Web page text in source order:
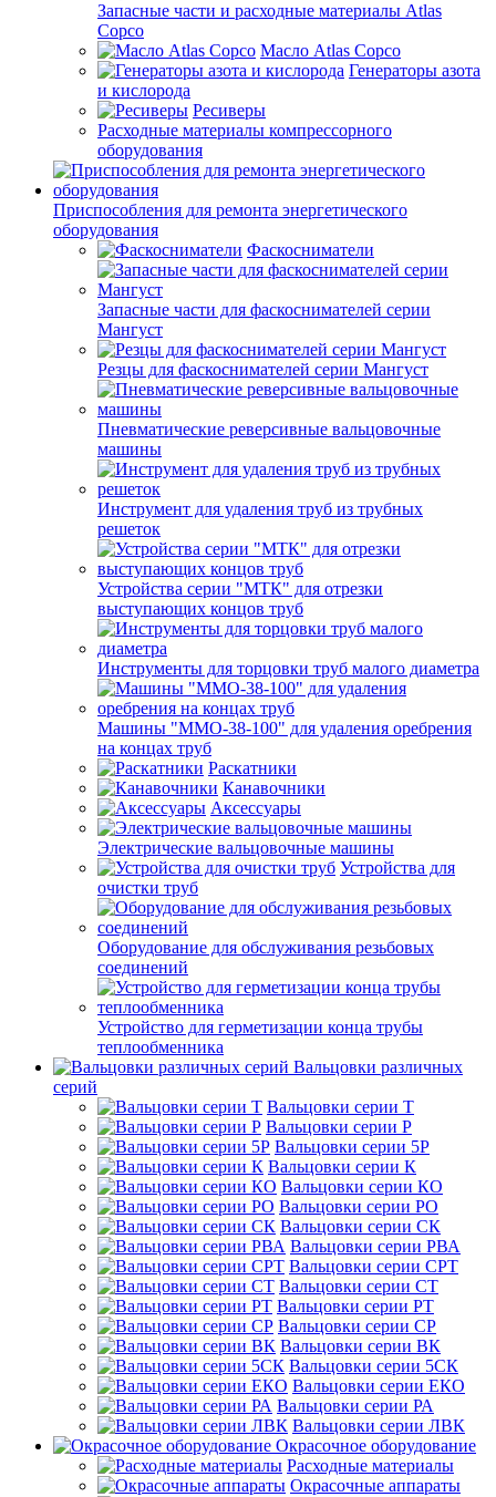
Запасные части и расходные материалы Atlas
Copco
Масло Atlas Copco
Генераторы азота
и кислорода
Ресиверы
Расходные материалы компрессорного
оборудования
Приспособления для ремонта энергетического
оборудования
Фаскосниматели
Запасные части для фаскоснимателей серии
Мангуст
Резцы для фаскоснимателей серии Мангуст
Пневматические реверсивные вальцовочные
машины
Инструмент для удаления труб из трубных
решеток
Устройства серии "МТК" для отрезки
выступающих концов труб
Инструменты для торцовки труб малого диаметра
Машины "ММО-38-100" для удаления оребрения
на концах труб
Раскатники
Канавочники
Аксессуары
Электрические вальцовочные машины
Устройства для
очистки труб
Оборудование для обслуживания резьбовых
соединений
Устройство для герметизации конца трубы
теплообменника
Вальцовки различных
серий
Вальцовки серии Т
Вальцовки серии Р
Вальцовки серии 5Р
Вальцовки серии К
Вальцовки серии КО
Вальцовки серии РО
Вальцовки серии СК
Вальцовки серии РВА
Вальцовки серии СРТ
Вальцовки серии СТ
Вальцовки серии РТ
Вальцовки серии СР
Вальцовки серии ВК
Вальцовки серии 5СК
Вальцовки серии ЕКО
Вальцовки серии РА
Вальцовки серии ЛВК
Окрасочное оборудование
Расходные материалы
Окрасочные аппараты